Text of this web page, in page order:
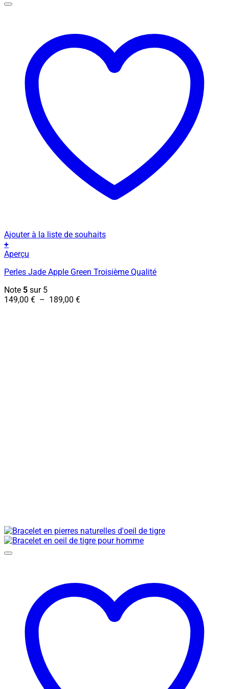
Ajouter à la liste de souhaits
+
Ce
a
variations.
Les
Aperçu
Perles Jade Apple Green Troisième Qualité
Note 5 sur 5
149,00 € – 189,00 €Plage